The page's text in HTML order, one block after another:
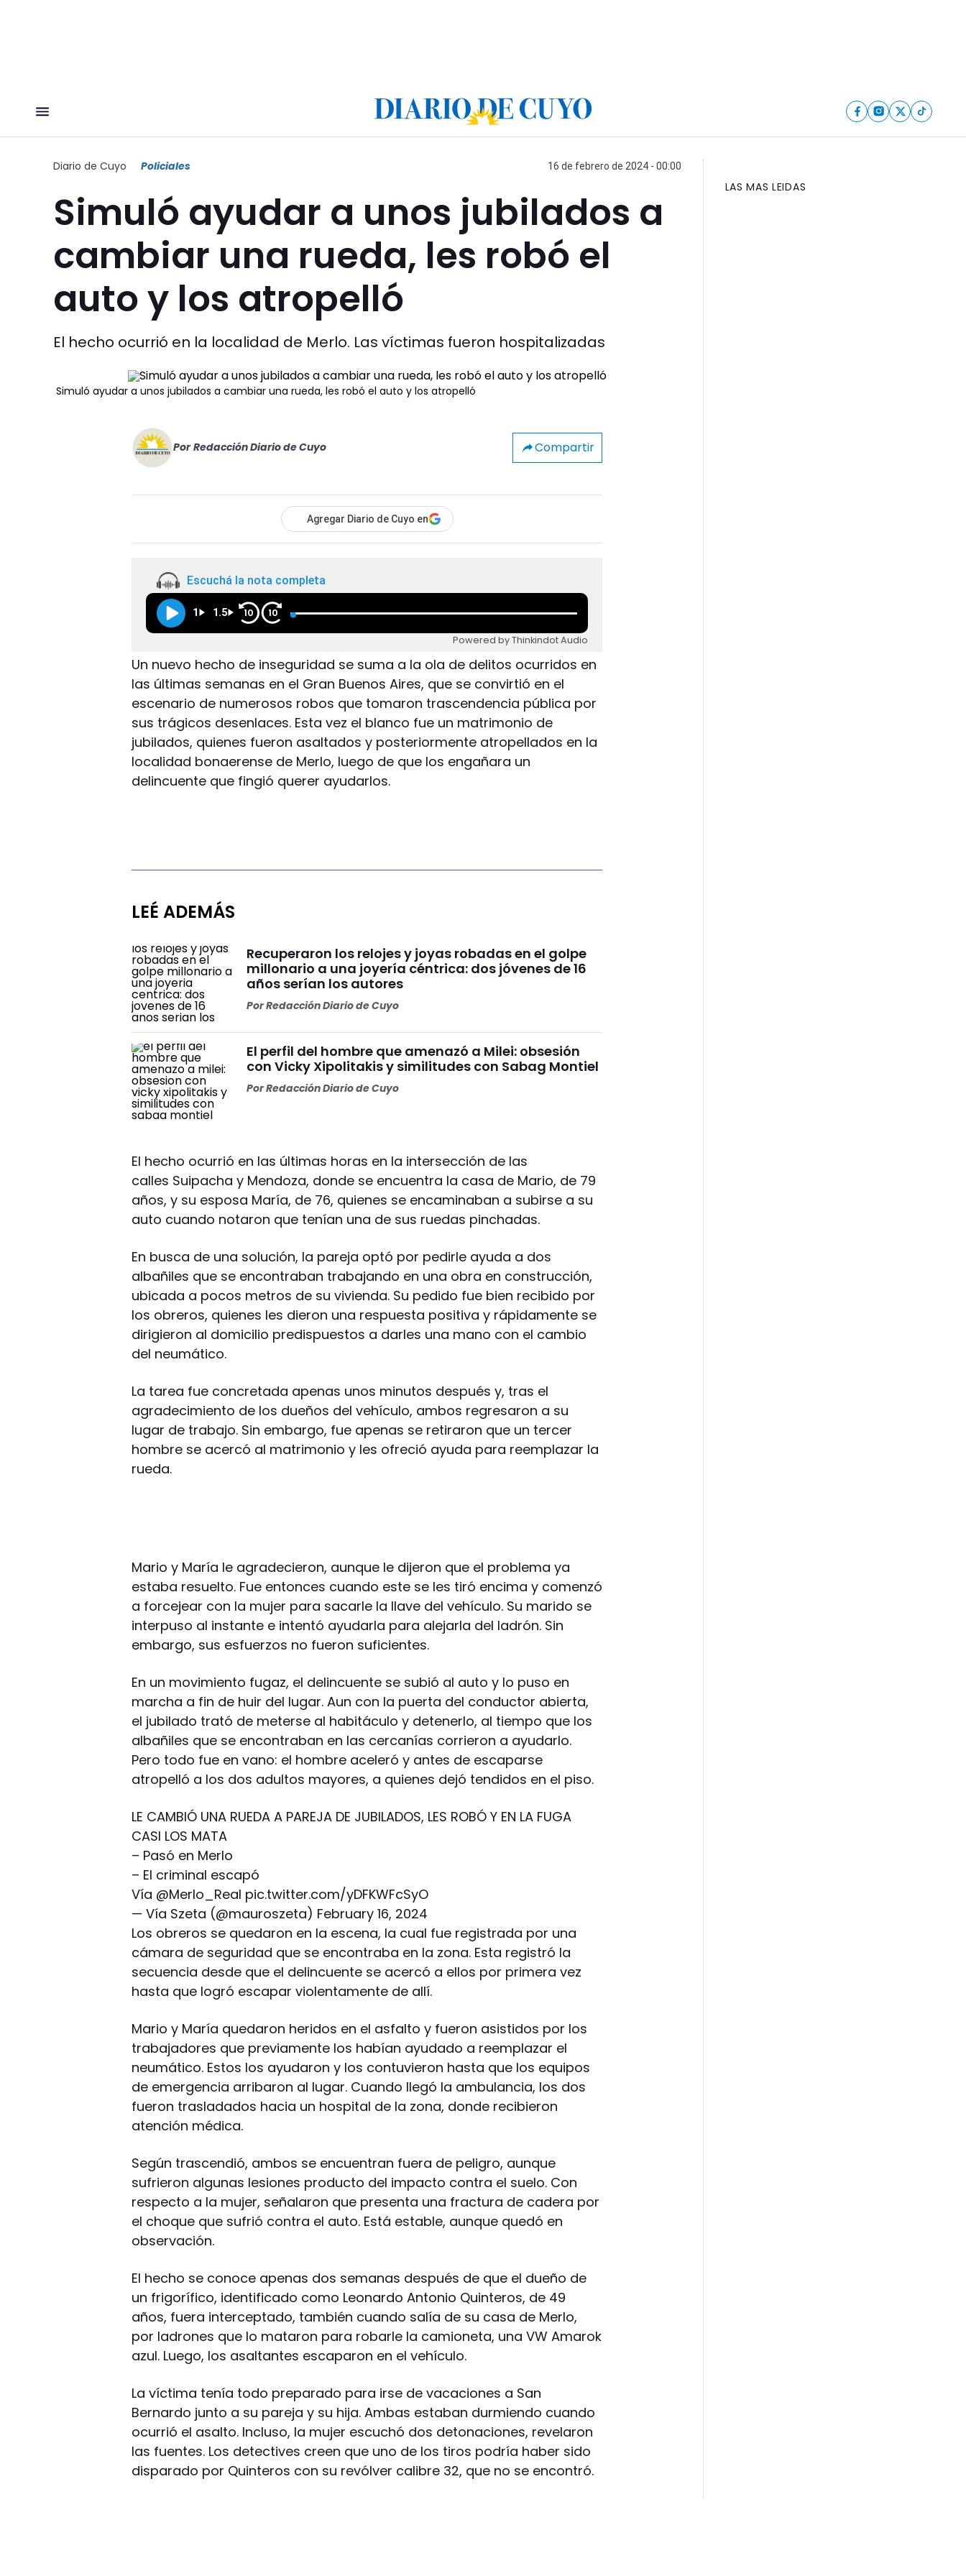
Diario de Cuyo Policiales 16 de febrero de 2024 - 00:00
Simuló ayudar a unos jubilados a
cambiar una rueda, les robó el
auto y los atropelló
El hecho ocurrió en la localidad de Merlo. Las víctimas fueron hospitalizadas
Simuló ayudar a unos jubilados a cambiar una rueda, les robó el auto y los atropelló
Por Redacción Diario de Cuyo Compartir
Agregar Diario de Cuyo en
Escuchá la nota completa
1 1.5 10 10
Powered by Thinkindot Audio
Un nuevo hecho de inseguridad se suma a la ola de delitos ocurridos en
las últimas semanas en el Gran Buenos Aires, que se convirtió en el
escenario de numerosos robos que tomaron trascendencia pública por
sus trágicos desenlaces. Esta vez el blanco fue un matrimonio de
jubilados, quienes fueron asaltados y posteriormente atropellados en la
localidad bonaerense de Merlo, luego de que los engañara un
delincuente que fingió querer ayudarlos.
LEÉ ADEMÁS
Recuperaron los relojes y joyas robadas en el golpe
millonario a una joyería céntrica: dos jóvenes de 16
años serían los autores
PorRedacción Diario de Cuyo
El perfil del hombre que amenazó a Milei: obsesión
con Vicky Xipolitakis y similitudes con Sabag Montiel
PorRedacción Diario de Cuyo
El hecho ocurrió en las últimas horas en la intersección de las
calles Suipacha y Mendoza, donde se encuentra la casa de Mario, de 79
años, y su esposa María, de 76, quienes se encaminaban a subirse a su
auto cuando notaron que tenían una de sus ruedas pinchadas.
En busca de una solución, la pareja optó por pedirle ayuda a dos
albañiles que se encontraban trabajando en una obra en construcción,
ubicada a pocos metros de su vivienda. Su pedido fue bien recibido por
los obreros, quienes les dieron una respuesta positiva y rápidamente se
dirigieron al domicilio predispuestos a darles una mano con el cambio
del neumático.
La tarea fue concretada apenas unos minutos después y, tras el
agradecimiento de los dueños del vehículo, ambos regresaron a su
lugar de trabajo. Sin embargo, fue apenas se retiraron que un tercer
hombre se acercó al matrimonio y les ofreció ayuda para reemplazar la
rueda.
Mario y María le agradecieron, aunque le dijeron que el problema ya
estaba resuelto. Fue entonces cuando este se les tiró encima y comenzó
a forcejear con la mujer para sacarle la llave del vehículo. Su marido se
interpuso al instante e intentó ayudarla para alejarla del ladrón. Sin
embargo, sus esfuerzos no fueron suficientes.
En un movimiento fugaz, el delincuente se subió al auto y lo puso en
marcha a fin de huir del lugar. Aun con la puerta del conductor abierta,
el jubilado trató de meterse al habitáculo y detenerlo, al tiempo que los
albañiles que se encontraban en las cercanías corrieron a ayudarlo.
Pero todo fue en vano: el hombre aceleró y antes de escaparse
atropelló a los dos adultos mayores, a quienes dejó tendidos en el piso.
LE CAMBIÓ UNA RUEDA A PAREJA DE JUBILADOS, LES ROBÓ Y EN LA FUGA
CASI LOS MATA
– Pasó en Merlo
– El criminal escapó
Vía @Merlo_Real pic.twitter.com/yDFKWFcSyO
— Vía Szeta (@mauroszeta) February 16, 2024
Los obreros se quedaron en la escena, la cual fue registrada por una
cámara de seguridad que se encontraba en la zona. Esta registró la
secuencia desde que el delincuente se acercó a ellos por primera vez
hasta que logró escapar violentamente de allí.
Mario y María quedaron heridos en el asfalto y fueron asistidos por los
trabajadores que previamente los habían ayudado a reemplazar el
neumático. Estos los ayudaron y los contuvieron hasta que los equipos
de emergencia arribaron al lugar. Cuando llegó la ambulancia, los dos
fueron trasladados hacia un hospital de la zona, donde recibieron
atención médica.
Según trascendió, ambos se encuentran fuera de peligro, aunque
sufrieron algunas lesiones producto del impacto contra el suelo. Con
respecto a la mujer, señalaron que presenta una fractura de cadera por
el choque que sufrió contra el auto. Está estable, aunque quedó en
observación.
El hecho se conoce apenas dos semanas después de que el dueño de
un frigorífico, identificado como Leonardo Antonio Quinteros, de 49
años, fuera interceptado, también cuando salía de su casa de Merlo,
por ladrones que lo mataron para robarle la camioneta, una VW Amarok
azul. Luego, los asaltantes escaparon en el vehículo.
La víctima tenía todo preparado para irse de vacaciones a San
Bernardo junto a su pareja y su hija. Ambas estaban durmiendo cuando
ocurrió el asalto. Incluso, la mujer escuchó dos detonaciones, revelaron
las fuentes. Los detectives creen que uno de los tiros podría haber sido
disparado por Quinteros con su revólver calibre 32, que no se encontró.
LAS MAS LEIDAS